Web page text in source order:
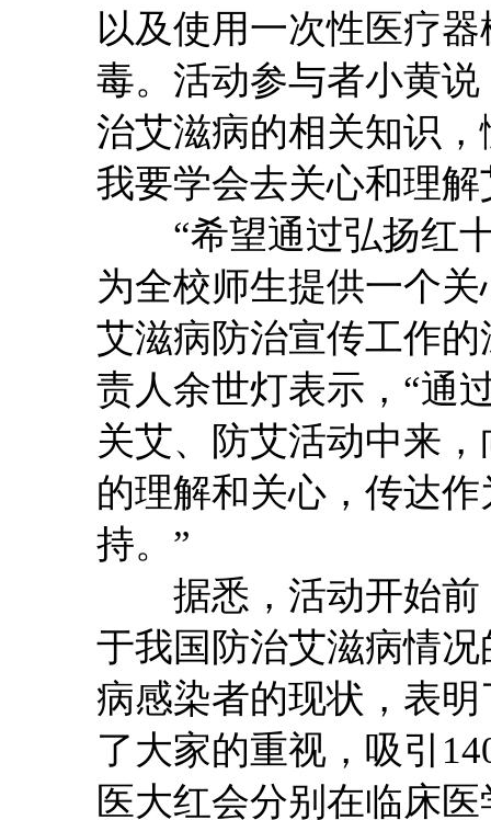
以及使用一次性医疗
毒。活动参与者小黄
治艾滋病的相关知识
我要学会去关心和理
“希望通过弘扬红十
为全校师生提供一个
艾滋病防治宣传工作
责人余世灯表示，“通
关艾、防艾活动中来
的理解和关心，传达
持。”
据悉，活动开始前
于我国防治艾滋病情
病感染者的现状，表
了大家的重视，吸引
医大红会分别在临床